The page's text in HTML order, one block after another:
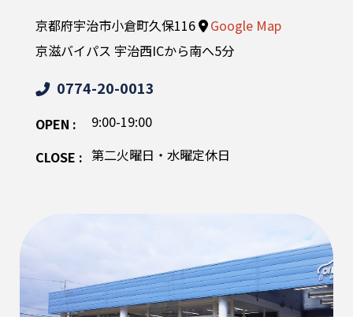
京都府宇治市小倉町久保116
Google Map
京滋バイパス 宇治西ICから南へ5分
0774-20-0013
OPEN :
9:00-19:00
CLOSE : 第二火曜日・水曜定休日